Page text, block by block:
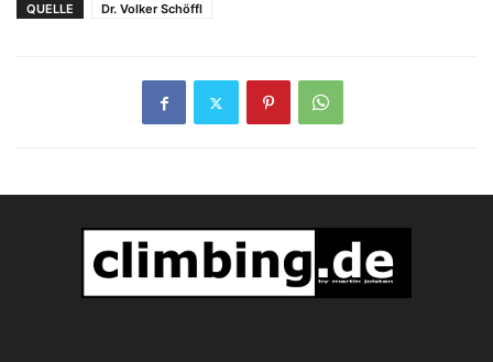
QUELLE Dr. Volker Schöffl